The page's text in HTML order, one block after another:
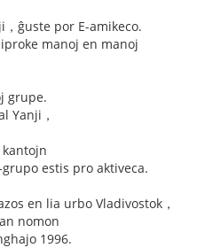
ĝuste por E-amikeco.
manoj en manoj
grupe.
Yanji，
estis pro aktiveca.
en lia urbo Vladivostok，
nomon
1996.